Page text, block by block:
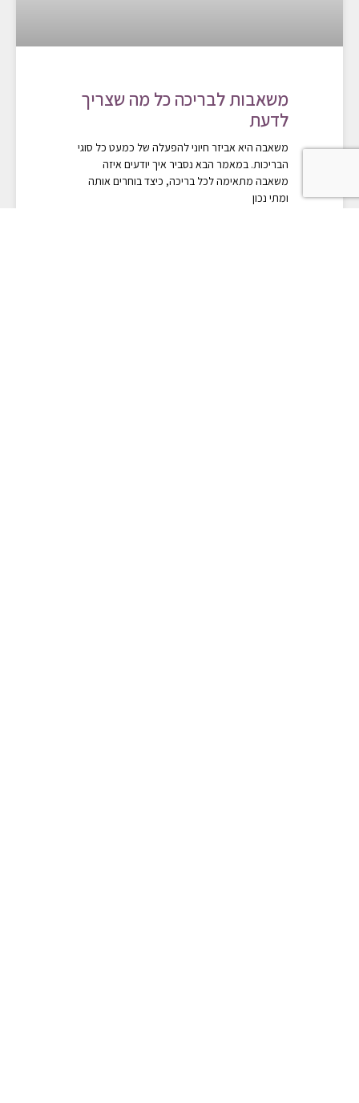
משאבות לבריכה כל מה שצריך
לדעת
משאבה היא אביזר חיוני להפעלה של כמעט כל סוגי
הבריכות. במאמר הבא נסביר איך יודעים איזה
משאבה מתאימה לכל בריכה, כיצד בוחרים אותה
ומתי נכון